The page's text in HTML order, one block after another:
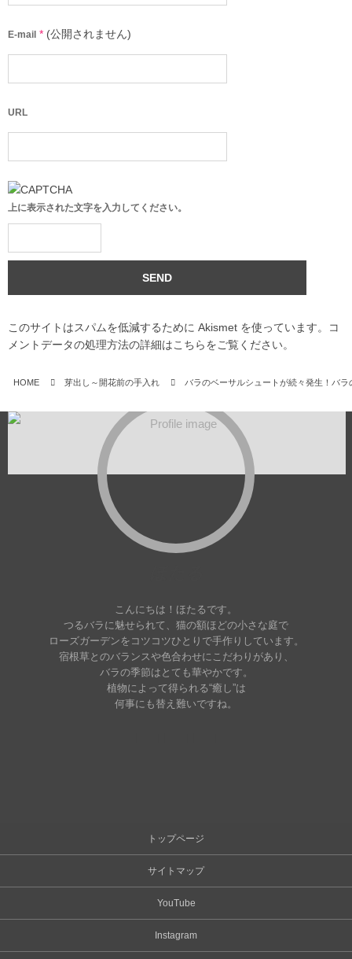
E-mail * (公開されません)
URL
上に表示された文字を入力してください。
このサイトはスパムを低減するために Akismet を使っています。
コ
メントデータの処理方法の詳細はこちらをご覧ください。
HOME 芽出し～開花前の手入れ バラのベーサルシュートが続々発生！バ
こんにちは！ほたるです。
つるバラに魅せられて、猫の額ほどの小さな庭で
ローズガーデンをコツコツひとりで手作りしています。
宿根草とのバランスや色合わせにこだわりがあり、
バラの季節はとても華やかです。
植物によって得られる“癒し”は
何事にも替え難いですね。
トップページ
サイトマップ
YouTube
Instagram